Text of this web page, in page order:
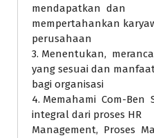
mendapatkan dan
mempertahankan
perusahaan
3. Menentukan,
yang sesuai dan
bagi organisasi
4. Memahami Com-Ben
integral dari proses HR
Management, Proses